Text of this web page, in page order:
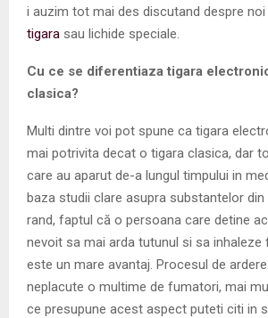
i auzim tot mai des discutand despre noi
tigara sau lichide speciale.
Cu ce se diferentiaza tigara
clasica?
Multi dintre voi pot spune ca tigara
mai potrivita decat o tigara clasica, dar
care au aparut de-a lungul timpului in
baza studii clare asupra substantelor din
rand, faptul că o persoana care detine
nevoit sa mai arda tutunul si sa inhaleze
este un mare avantaj. Procesul de
neplacute o multime de fumatori, mai
ce presupune acest aspect puteti citi in